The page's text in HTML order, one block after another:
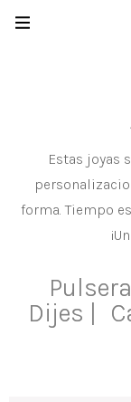
Estas joyas
forma. Tiempo
Dijes |